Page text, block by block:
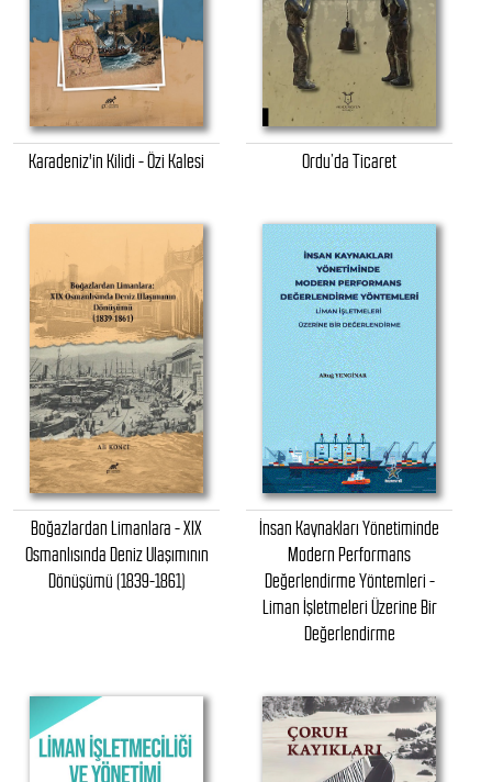
Karadeniz'in Kilidi - Özi Kalesi Ordu’da Ticaret
Boğazlardan Limanlara - XIX
Osmanlısında Deniz Ulaşımının
Dönüşümü (1839-1861)
İnsan Kaynakları Yönetiminde
Modern Performans
Değerlendirme Yöntemleri -
Liman İşletmeleri Üzerine Bir
Değerlendirme